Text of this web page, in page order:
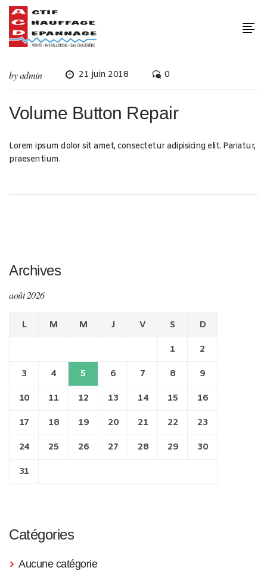
byadmin 21 juin 2018 0
Volume Button Repair
Lorem ipsum dolor sit amet, consectetur adipisicing elit. Pariatur,
praesentium.
Archives
août 2026
L M M J V S D
1 2
3 4 5 6 7 8 9
10 11 12 13 14 15 16
17 18 19 20 21 22 23
24 25 26 27 28 29 30
31
Catégories
Aucune catégorie